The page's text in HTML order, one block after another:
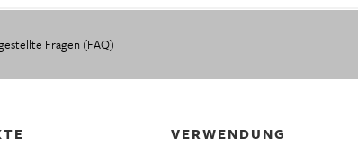
Fragen (FAQ)
VERWENDUNG